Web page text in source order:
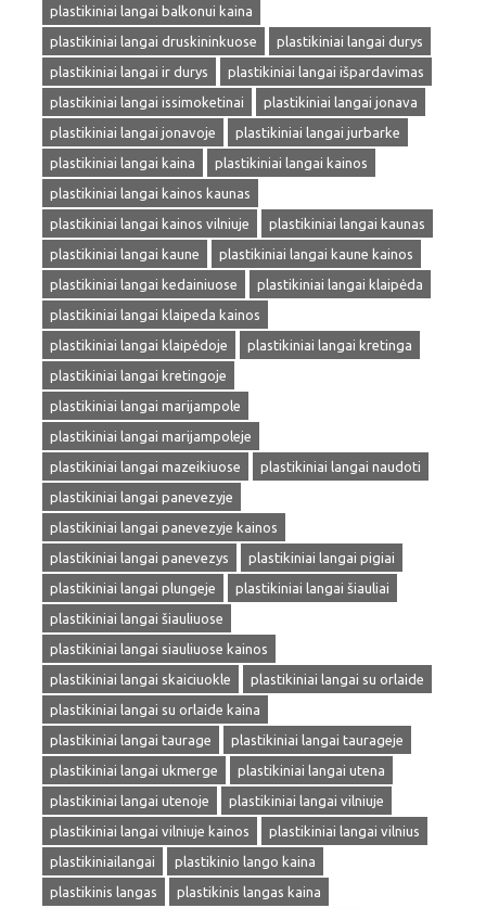
plastikiniai langai balkonui kaina
plastikiniai langai druskininkuose
plastikiniai langai durys
plastikiniai langai ir durys
plastikiniai langai išpardavimas
plastikiniai langai issimoketinai
plastikiniai langai jonava
plastikiniai langai jonavoje
plastikiniai langai jurbarke
plastikiniai langai kaina
plastikiniai langai kainos
plastikiniai langai kainos kaunas
plastikiniai langai kainos vilniuje
plastikiniai langai kaunas
plastikiniai langai kaune
plastikiniai langai kaune kainos
plastikiniai langai kedainiuose
plastikiniai langai klaipėda
plastikiniai langai klaipeda kainos
plastikiniai langai klaipėdoje
plastikiniai langai kretinga
plastikiniai langai kretingoje
plastikiniai langai marijampole
plastikiniai langai marijampoleje
plastikiniai langai mazeikiuose
plastikiniai langai naudoti
plastikiniai langai panevezyje
plastikiniai langai panevezyje kainos
plastikiniai langai panevezys
plastikiniai langai pigiai
plastikiniai langai plungeje
plastikiniai langai šiauliai
plastikiniai langai šiauliuose
plastikiniai langai siauliuose kainos
plastikiniai langai skaiciuokle
plastikiniai langai su orlaide
plastikiniai langai su orlaide kaina
plastikiniai langai taurage
plastikiniai langai taurageje
plastikiniai langai ukmerge
plastikiniai langai utena
plastikiniai langai utenoje
plastikiniai langai vilniuje
plastikiniai langai vilniuje kainos
plastikiniai langai vilnius
plastikiniailangai
plastikinio lango kaina
plastikinis langas
plastikinis langas kaina